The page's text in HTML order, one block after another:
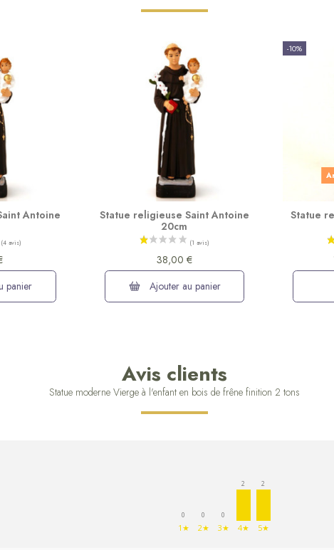
Antoine
panier
Statue religieuse Saint Antoine
20cm
38,00 €
Ajouter au panier
-10%
Statue
Avis clients
Statue moderne Vierge à l'enfant en bois de frêne finition 2 tons
0
1★
0
2★
0
3★
2
4★
2
5★